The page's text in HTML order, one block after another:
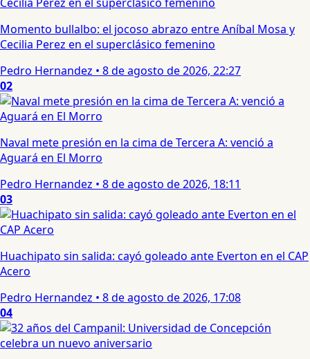
Momento bullalbo: el jocoso abrazo entre Aníbal Mosa y
Cecilia Perez en el superclásico femenino
Pedro Hernandez • 8 de agosto de 2026, 22:27
02
Naval mete presión en la cima de Tercera A: venció a
Aguará en El Morro
Pedro Hernandez • 8 de agosto de 2026, 18:11
03
Huachipato sin salida: cayó goleado ante Everton en el CAP
Acero
Pedro Hernandez • 8 de agosto de 2026, 17:08
04